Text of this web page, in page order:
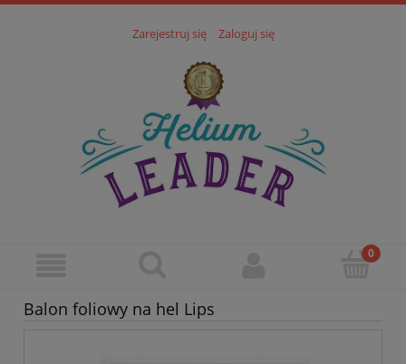
Zarejestruj się Zaloguj się
Balon foliowy na hel Lips